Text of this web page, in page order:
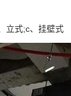
式;c、挂壁式